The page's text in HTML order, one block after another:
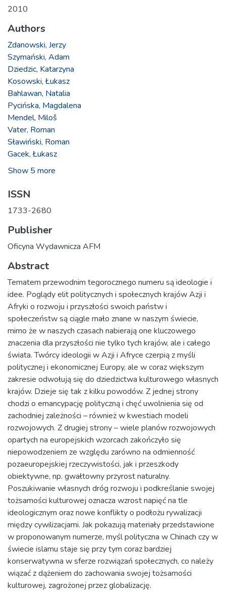
2010
Authors
Zdanowski, Jerzy
Szymański, Adam
Dziedzic, Katarzyna
Kosowski, Łukasz
Bahlawan, Natalia
Pycińska, Magdalena
Mendel, Miloš
Vater, Roman
Sławiński, Roman
Gacek, Łukasz
Show 5 more
ISSN
1733-2680
Publisher
Oficyna Wydawnicza AFM
Abstract
Tematem przewodnim tegorocznego numeru są ideologie i
idee. Poglądy elit politycznych i społecznych krajów Azji i
Afryki o rozwoju i przyszłości swoich państw i
społeczeństw są ciągle mało znane w naszym świecie,
mimo że w naszych czasach nabierają one kluczowego
znaczenia dla przyszłości nie tylko tych krajów, ale i całego
świata. Twórcy ideologii w Azji i Afryce czerpią z myśli
politycznej i ekonomicznej Europy, ale w coraz większym
zakresie odwołują się do dziedzictwa kulturowego własnych
krajów. Dzieje się tak z kilku powodów. Z jednej strony
chodzi o emancypację polityczną i chęć uwolnienia się od
zachodniej zależności – również w kwestiach modeli
rozwojowych. Z drugiej strony – wiele planów rozwojowych
opartych na europejskich wzorcach zakończyło się
niepowodzeniem ze względu zarówno na odmienność
pozaeuropejskiej rzeczywistości, jak i przeszkody
obiektywne, np. gwałtowny przyrost naturalny.
Poszukiwanie własnych dróg rozwoju i podkreślanie swojej
tożsamości kulturowej oznacza wzrost napięć na tle
ideologicznym oraz nowe konflikty o podłożu rywalizacji
między cywilizacjami. Jak pokazują materiały przedstawione
w proponowanym numerze, myśl polityczna w Chinach czy w
świecie islamu staje się przy tym coraz bardziej
konserwatywna w sferze rozwiązań społecznych, co należy
wiązać z dążeniem do zachowania swojej tożsamości
kulturowej, zagrożonej przez globalizację.